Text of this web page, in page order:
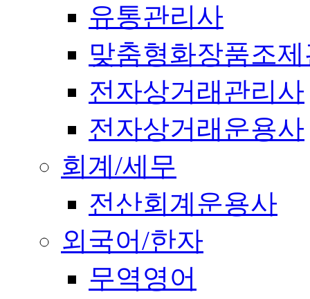
유통관리사
맞춤형화장품조
전자상거래관리사
전자상거래운용사
회계/세무
전산회계운용사
외국어/한자
무역영어